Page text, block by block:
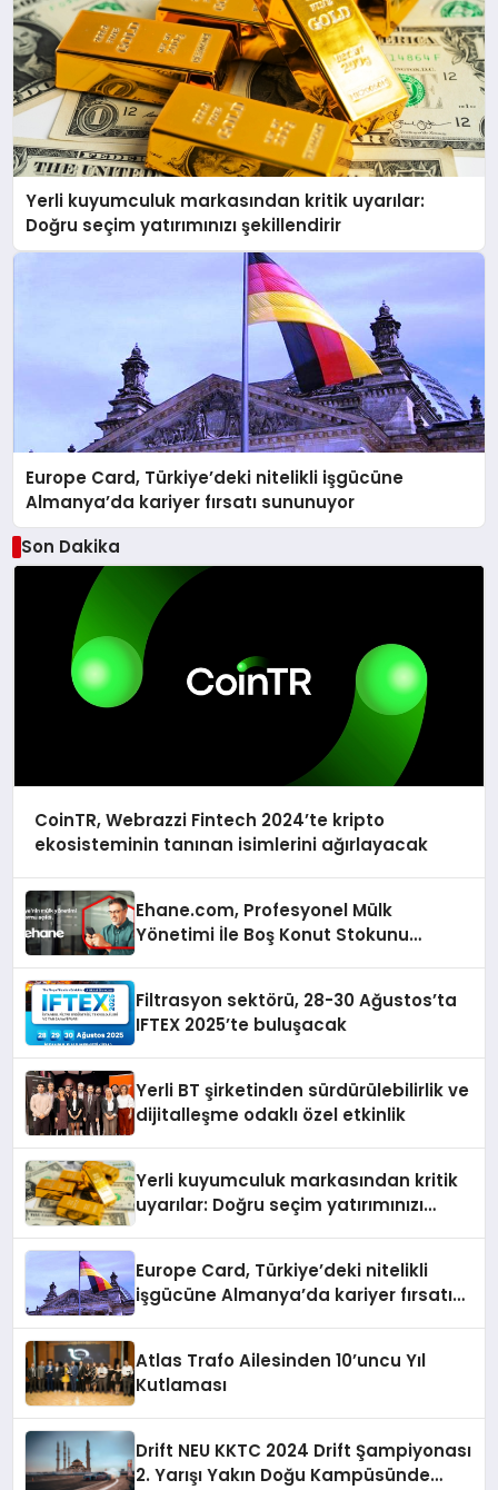
Yerli kuyumculuk markasından kritik uyarılar:
Doğru seçim yatırımınızı şekillendirir
Europe Card, Türkiye’deki nitelikli işgücüne
Almanya’da kariyer fırsatı sununuyor
Son Dakika
CoinTR, Webrazzi Fintech 2024’te kripto
ekosisteminin tanınan isimlerini ağırlayacak
Ehane.com, Profesyonel Mülk
Yönetimi İle Boş Konut Stokunu
Filtrasyon sektörü, 28-30 Ağustos’ta
IFTEX 2025’te buluşacak
Yerli BT şirketinden sürdürülebilirlik ve
dijitalleşme odaklı özel etkinlik
Yerli kuyumculuk markasından kritik
uyarılar: Doğru seçim yatırımınızı
Europe Card, Türkiye’deki nitelikli
işgücüne Almanya’da kariyer fırsatı
Atlas Trafo Ailesinden 10’uncu Yıl
Kutlaması
Drift NEU KKTC 2024 Drift Şampiyonası
2. Yarışı Yakın Doğu Kampüsünde